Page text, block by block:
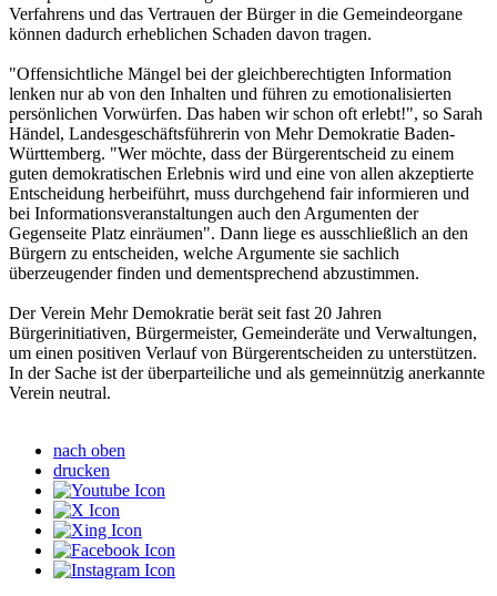
Verfahrens und das Vertrauen der Bürger in die Gemeindeorgane
können dadurch erheblichen Schaden davon tragen.
"Offensichtliche Mängel bei der gleichberechtigten Information
lenken nur ab von den Inhalten und führen zu emotionalisierten
persönlichen Vorwürfen. Das haben wir schon oft erlebt!", so Sarah
Händel, Landesgeschäftsführerin von Mehr Demokratie Baden-
Württemberg. "Wer möchte, dass der Bürgerentscheid zu einem
guten demokratischen Erlebnis wird und eine von allen akzeptierte
Entscheidung herbeiführt, muss durchgehend fair informieren und
bei Informationsveranstaltungen auch den Argumenten der
Gegenseite Platz einräumen". Dann liege es ausschließlich an den
Bürgern zu entscheiden, welche Argumente sie sachlich
überzeugender finden und dementsprechend abzustimmen.
Der Verein Mehr Demokratie berät seit fast 20 Jahren
Bürgerinitiativen, Bürgermeister, Gemeinderäte und Verwaltungen,
um einen positiven Verlauf von Bürgerentscheiden zu unterstützen.
In der Sache ist der überparteiliche und als gemeinnützig anerkannte
Verein neutral.
nach oben
drucken